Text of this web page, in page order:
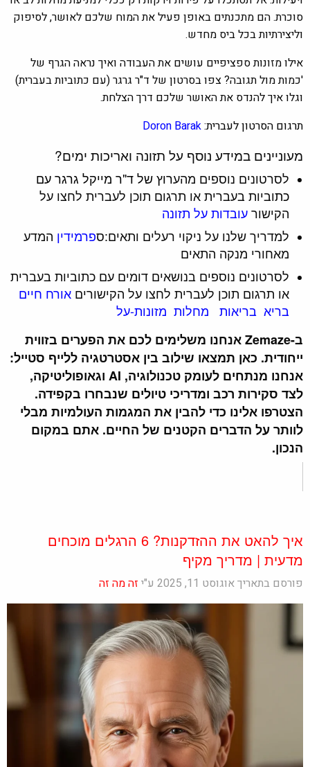
סוכרת. הם מתכנתים באופן פעיל את המוח שלכם לאושר, לסיפוק
וליצירתיות בכל ביס מחדש.
אילו מזונות ספציפיים עושים את העבודה ואיך נראה הגרף של
'כמות מול תגובה? צפו בסרטון של ד"ר גרגר (עם כתוביות בעברית)
וגלו איך להנדס את האושר שלכם דרך הצלחת.
תרגום הסרטון לעברית:Doron Barak
מעוניינים במידע נוסף על תזונה ואריכות ימים?
לסרטונים נוספים מהערוץ של ד"ר מייקל גרגר עם
כתוביות בעברית או תרגום תוכן לעברית לחצו על
הקישורעובדות על תזונה
למדריך שלנו על ניקוי רעלים ותאים:ספרמידיןהמדע
מאחורי מנקה התאים
לסרטונים נוספים בנושאים דומים עם כתוביות בעברית
או תרגום תוכן לעברית לחצו על הקישוריםאורח חיים
בריא
בריאות מחלות
מזונות-על
ב-Zemaze אנחנו משלימים לכם את הפערים בזווית
ייחודית. כאן תמצאו שילוב בין אסטרטגיה ללייף סטייל:
אנחנו מנתחים לעומק טכנולוגיה, AI וגאופוליטיקה,
לצד סקירות רכב ומדריכי טיולים שנבחרו בקפידה.
הצטרפו אלינו כדי להבין את המגמות העולמיות מבלי
לוותר על הדברים הקטנים של החיים. אתם במקום
הנכון.
איך להאט את ההזדקנות? 6 הרגלים מוכחים
מדעית | מדריך מקיף
פורסם בתאריך אוגוסט 11, 2025 ע"י זה מה זה